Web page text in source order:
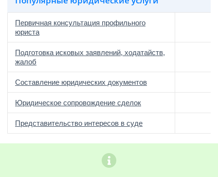
Первичная консультация профильного
юриста
Подготовка исковых заявлений, ходатайств,
жалоб
Составление юридических документов
Юридическое сопровождение сделок
Представительство интересов в суде